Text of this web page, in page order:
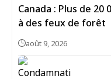
Canada : Plus de
à des feux de forêt
août 9, 2026